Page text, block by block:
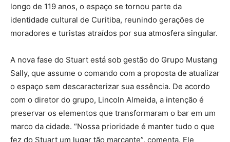
longo de 119 anos, o espaço se tornou parte da
identidade cultural de Curitiba, reunindo gerações de
moradores e turistas atraídos por sua atmosfera singular.
A nova fase do Stuart está sob gestão do Grupo Mustang
Sally, que assume o comando com a proposta de atualizar
o espaço sem descaracterizar sua essência. De acordo
com o diretor do grupo, Lincoln Almeida, a intenção é
preservar os elementos que transformaram o bar em um
marco da cidade. “Nossa prioridade é manter tudo o que
fez do Stuart um lugar tão marcante”, comenta. Ele